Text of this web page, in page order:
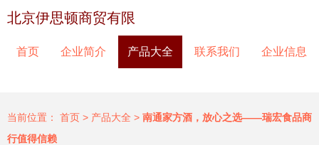
北京伊思顿商贸有限
首页 企业简介 产品大全 联系我们 企业信息
当前位置： 首页 > 产品大全 > 南通家方酒，放心之选——瑞宏食品商
行值得信赖